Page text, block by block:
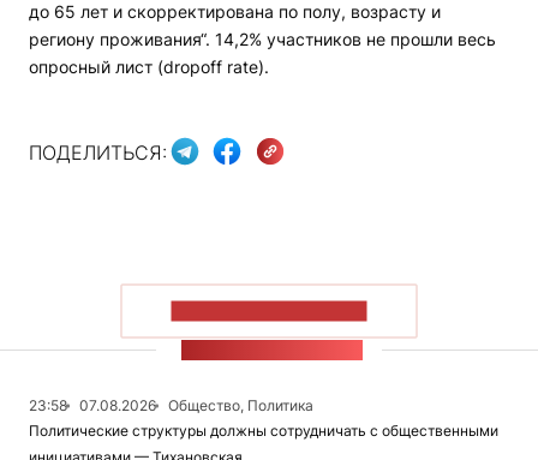
до 65 лет и скорректирована по полу, возрасту и
региону проживания“. 14,2% участников не прошли весь
опросный лист (dropoff rate).
ПОДЕЛИТЬСЯ:
23:58 07.08.2026
Общество, Политика
Политические структуры должны сотрудничать с общественными